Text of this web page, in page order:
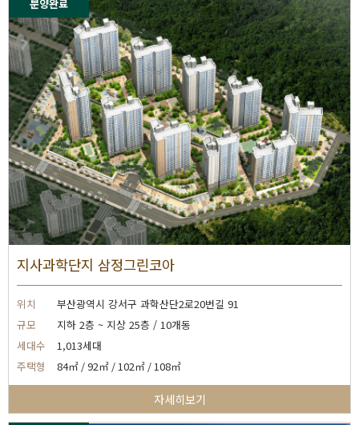
분양완료
지사과학단지 삼정그린코아
위치
부산광역시 강서구 과학산단2로20번길 91
규모
지하 2층 ~ 지상 25층 / 10개동
세대수
1,013세대
주택형
84㎡ / 92㎡ / 102㎡ / 108㎡
자세히보기